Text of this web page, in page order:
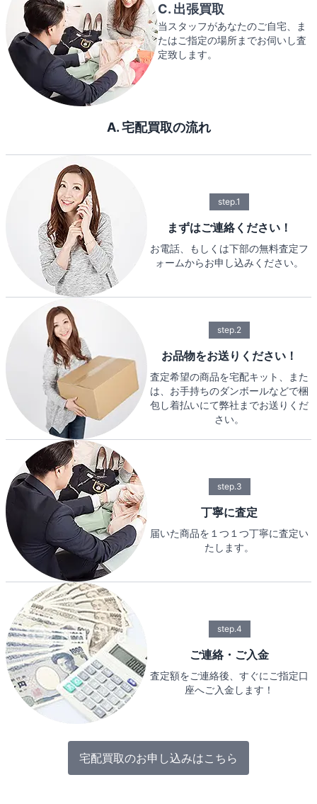
C. 出張買取
当スタッフがあなたのご自宅、ま
たはご指定の場所までお伺いし査
定致します。
A. 宅配買取の流れ
step.1
まずはご連絡ください！
お電話、もしくは下部の無料査定フ
ォームからお申し込みください。
step.2
お品物をお送りください！
査定希望の商品を宅配キット、また
は、お手持ちのダンボールなどで梱
包し着払いにて弊社までお送りくだ
さい。
step.3
丁寧に査定
届いた商品を１つ１つ丁寧に査定い
たします。
step.4
ご連絡・ご入金
査定額をご連絡後、すぐにご指定口
座へご入金します！
宅配買取のお申し込みはこちら